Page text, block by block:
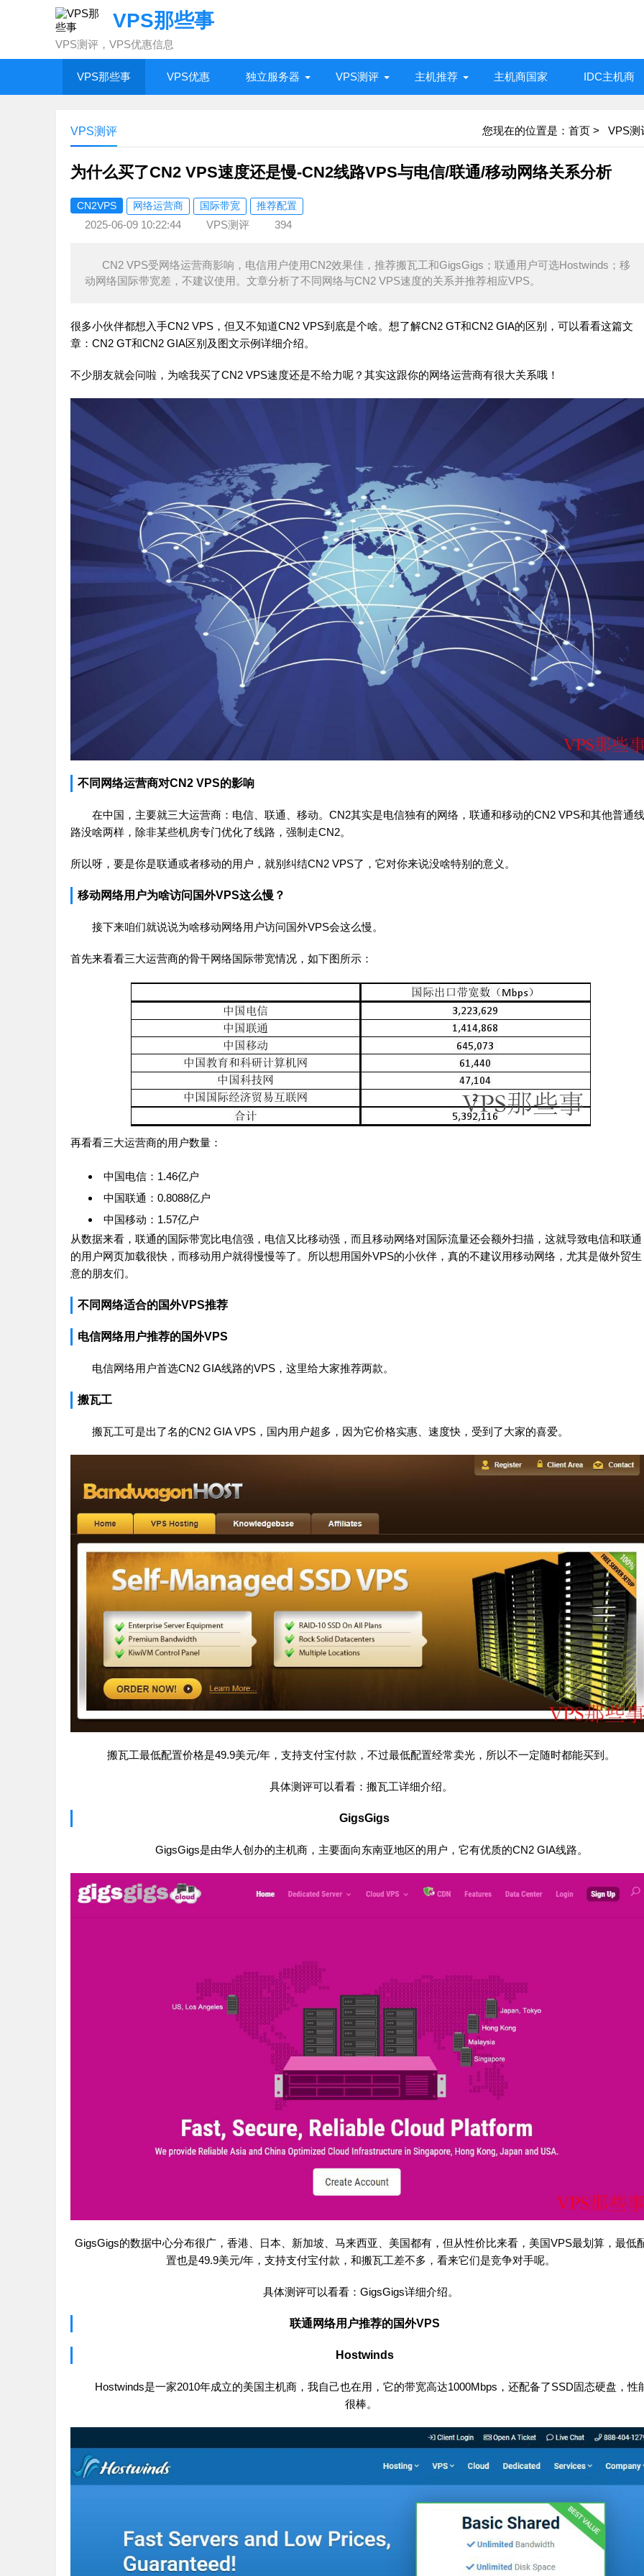
VPS那些事
VPS测评，VPS优惠信息
VPS那些事 VPS优惠 独立服务器 VPS测评 主机推荐 主机商国家 IDC主机商
您现在的位置是： 首页 > VPS测
VPS测评
为什么买了CN2 VPS速度还是慢-CN2线路VPS与电信/联通/移动网络关系分析
CN2VPS 网络运营商 国际带宽 推荐配置
2025-06-09 10:22:44 VPS测评 394
CN2 VPS受网络运营商影响，电信用户使用CN2效果佳，推荐搬瓦工和GigsGigs；联通用户可选Hostwinds；移
动网络国际带宽差，不建议使用。文章分析了不同网络与CN2 VPS速度的关系并推荐相应VPS。
很多小伙伴都想入手CN2 VPS，但又不知道CN2 VPS到底是个啥。想了解CN2 GT和CN2 GIA的区别，可以看看这篇文
章： CN2 GT和CN2 GIA区别及图文示例详细介绍。
不少朋友就会问啦，为啥我买了CN2 VPS速度还是不给力呢？其实这跟你的网络运营商有很大关系哦！
不同网络运营商对CN2 VPS的影响
在中国，主要就三大运营商：电信、联通、移动。CN2其实是电信独有的网络，联通和移动的CN2 VPS和其他普通线
路没啥两样，除非某些机房专门优化了线路，强制走CN2。
所以呀，要是你是联通或者移动的用户，就别纠结CN2 VPS了，它对你来说没啥特别的意义。
移动网络用户为啥访问国外VPS这么慢？
接下来咱们就说说为啥移动网络用户访问国外VPS会这么慢。
首先来看看三大运营商的骨干网络国际带宽情况，如下图所示：
再看看三大运营商的用户数量：
中国电信：1.46亿户
中国联通：0.8088亿户
中国移动：1.57亿户
从数据来看，联通的国际带宽比电信强，电信又比移动强，而且移动网络对国际流量还会额外扫描，这就导致电信和联通
的用户网页加载很快，而移动用户就得慢慢等了。所以想用国外VPS的小伙伴，真的不建议用移动网络，尤其是做外贸生
意的朋友们。
不同网络适合的国外VPS推荐
电信网络用户推荐的国外VPS
电信网络用户首选CN2 GIA线路的VPS，这里给大家推荐两款。
搬瓦工
搬瓦工可是出了名的CN2 GIA VPS，国内用户超多，因为它价格实惠、速度快，受到了大家的喜爱。
搬瓦工最低配置价格是49.9美元/年，支持支付宝付款，不过最低配置经常卖光，所以不一定随时都能买到。
具体测评可以看看： 搬瓦工详细介绍。
GigsGigs
GigsGigs是由华人创办的主机商，主要面向东南亚地区的用户，它有优质的CN2 GIA线路。
GigsGigs的数据中心分布很广，香港、日本、新加坡、马来西亚、美国都有，但从性价比来看，美国VPS最划算，最低
置也是49.9美元/年，支持支付宝付款，和搬瓦工差不多，看来它们是竞争对手呢。
具体测评可以看看： GigsGigs详细介绍。
联通网络用户推荐的国外VPS
Hostwinds
Hostwinds是一家2010年成立的美国主机商，我自己也在用，它的带宽高达1000Mbps，还配备了SSD固态硬盘，性
很棒。